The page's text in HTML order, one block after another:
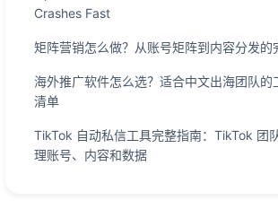
Crashes Fast
矩阵营销怎么做？从账号矩阵到内容分发的
海外推广软件怎么选？适合中文出海团队的
清单
TikTok 自动私信工具完整指南：TikTok 团
理账号、内容和数据